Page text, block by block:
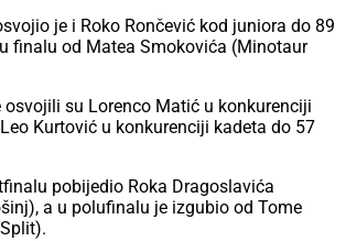
je i Roko Rončević kod juniora do 89
finalu od Matea Smokovića (Minotaur
osvojili su Lorenco Matić u konkurenciji
Kurtović u konkurenciji kadeta do 57
pobijedio Roka Dragoslavića
a u polufinalu je izgubio od Tome